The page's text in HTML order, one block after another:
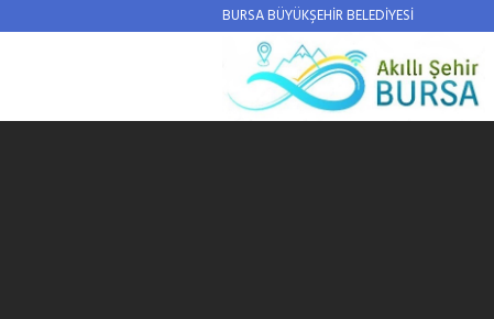
BURSA BÜYÜKŞEHİR BELEDİYESİ